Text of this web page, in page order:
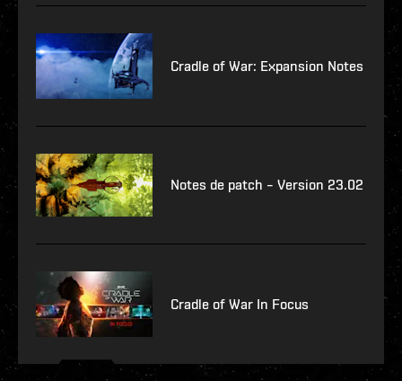
Cradle of War: Expansion Notes
Notes de patch – Version 23.02
Cradle of War In Focus